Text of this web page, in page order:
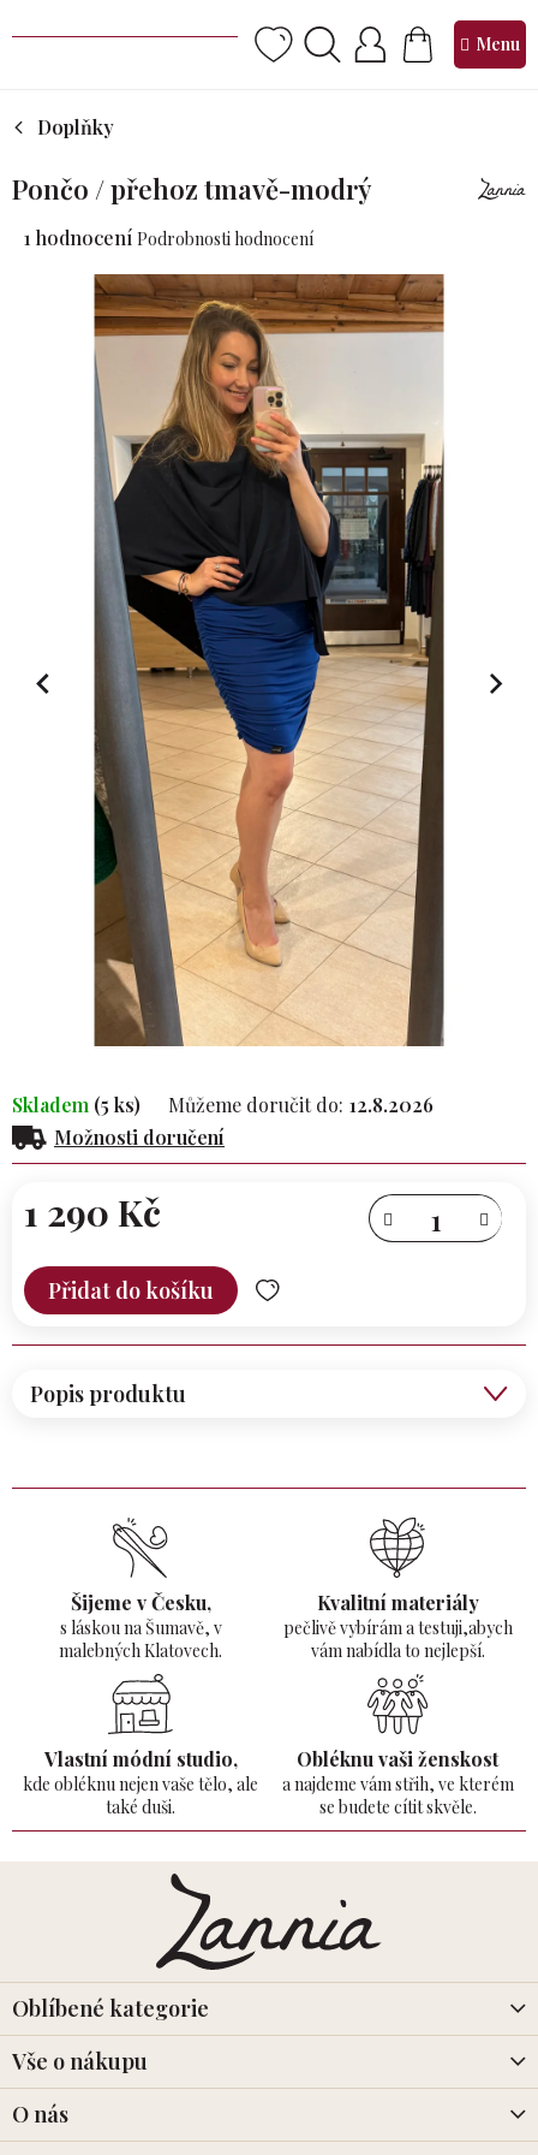
na
NÁKUPNÍ
KOŠÍK
Doplňky
Pončo / přehoz tmavě-modrý
Průměrné
1 hodnocení Podrobnosti hodnocení
Skladem (5 ks) Můžeme doručit do: 12.8.2026
Možnosti doručení
1 290 Kč
cena:
Přidat do košíku
Popis produktu
Šijeme v Česku,
s láskou na Šumavě, v
malebných Klatovech.
Kvalitní materiály
pečlivě vybírám a testuji,abych
vám nabídla to nejlepší.
Vlastní módní studio,
kde obléknu nejen vaše tělo, ale
také duši.
Obléknu vaši ženskost
a najdeme vám střih, ve kterém
se budete cítit skvěle.
t
Oblíbené kategorie
Vše o nákupu
O nás